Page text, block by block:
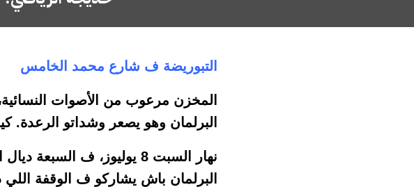
التبوريضة ف شارع محمد الخامس
المخزن مرعوب من الأصوات
البرلمان وهو يصعر وشداتو الرعدة.
نهار السبت 8 يوليوز، ف
البرلمان باش يشاركو ف الوقفة